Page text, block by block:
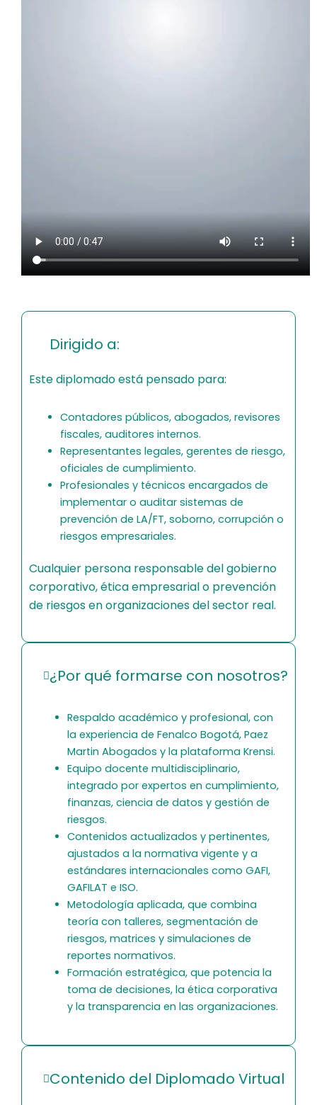
Dirigido a:
Este diplomado está pensado para:
Contadores públicos, abogados, revisores
fiscales, auditores internos.
Representantes legales, gerentes de riesgo,
oficiales de cumplimiento.
Profesionales y técnicos encargados de
implementar o auditar sistemas de
prevención de LA/FT, soborno, corrupción o
riesgos empresariales.
Cualquier persona responsable del gobierno
corporativo, ética empresarial o prevención
de riesgos en organizaciones del sector real.
¿Por qué formarse con nosotros?
Respaldo académico y profesional, con
la experiencia de Fenalco Bogotá, Paez
Martin Abogados y la plataforma Krensi.
Equipo docente multidisciplinario,
integrado por expertos en cumplimiento,
finanzas, ciencia de datos y gestión de
riesgos.
Contenidos actualizados y pertinentes,
ajustados a la normativa vigente y a
estándares internacionales como GAFI,
GAFILAT e ISO.
Metodología aplicada, que combina
teoría con talleres, segmentación de
riesgos, matrices y simulaciones de
reportes normativos.
Formación estratégica, que potencia la
toma de decisiones, la ética corporativa
y la transparencia en las organizaciones.
Contenido del Diplomado Virtual